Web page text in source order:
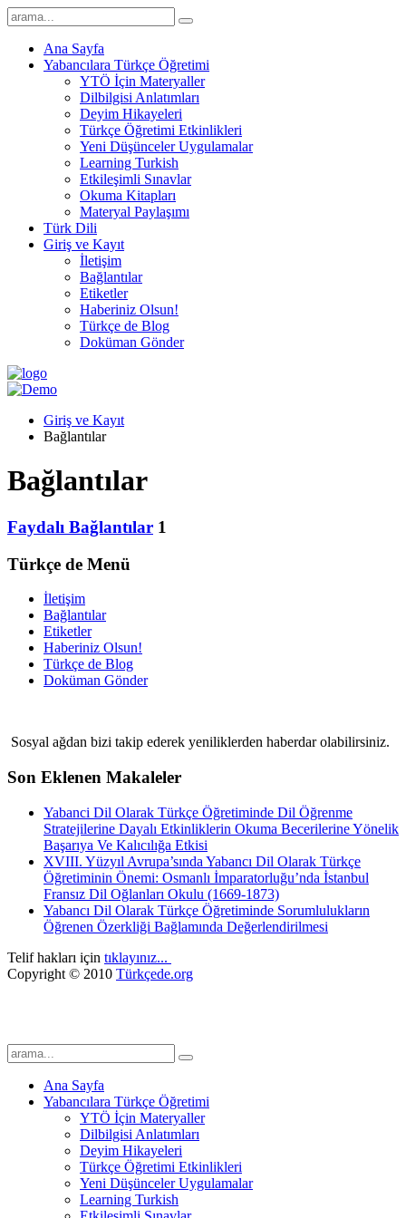
Ana Sayfa
Yabancılara Türkçe Öğretimi
YTÖ İçin Materyaller
Dilbilgisi Anlatımları
Deyim Hikayeleri
Türkçe Öğretimi Etkinlikleri
Yeni Düşünceler Uygulamalar
Learning Turkish
Etkileşimli Sınavlar
Okuma Kitapları
Materyal Paylaşımı
Türk Dili
Giriş ve Kayıt
İletişim
Bağlantılar
Etiketler
Haberiniz Olsun!
Türkçe de Blog
Doküman Gönder
Giriş ve Kayıt
Bağlantılar
Bağlantılar
Faydalı Bağlantılar 1
Türkçe de Menü
İletişim
Bağlantılar
Etiketler
Haberiniz Olsun!
Türkçe de Blog
Doküman Gönder
Sosyal ağdan bizi takip ederek yeniliklerden haberdar olabilirsiniz.
Son Eklenen Makaleler
Yabanci Dil Olarak Türkçe Öğretiminde Dil Öğrenme
Stratejilerine Dayalı Etkinliklerin Okuma Becerilerine Yönelik
Başarıya Ve Kalıcılığa Etkisi
XVIII. Yüzyıl Avrupa’sında Yabancı Dil Olarak Türkçe
Öğretiminin Önemi: Osmanlı İmparatorluğu’nda İstanbul
Fransız Dil Oğlanları Okulu (1669-1873)
Yabancı Dil Olarak Türkçe Öğretiminde Sorumlulukların
Öğrenen Özerkliği Bağlamında Değerlendirilmesi
Telif hakları için tıklayınız...
Copyright © 2010 Türkçede.org
Ana Sayfa
Yabancılara Türkçe Öğretimi
YTÖ İçin Materyaller
Dilbilgisi Anlatımları
Deyim Hikayeleri
Türkçe Öğretimi Etkinlikleri
Yeni Düşünceler Uygulamalar
Learning Turkish